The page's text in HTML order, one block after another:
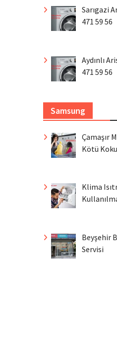
Sarıgazi
471 59 56
Aydınlı
471 59 56
Samsung
Çamaşır
Kötü
Klima
Beyşehir
Servisi